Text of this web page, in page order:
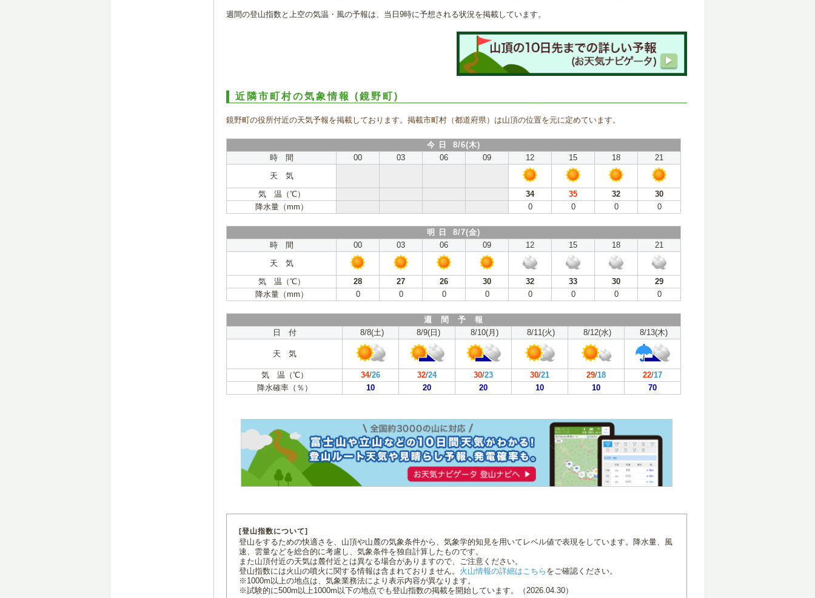
週間の登山指数と上空の気温・風の予報は、当日9時に予想される状況を掲載しています。
近隣市町村の気象情報 (鏡野町)
鏡野町の役所付近の天気予報を掲載しております。掲載市町村（都道府県）は山頂の位置を元に定めています。
今 日 8/6(木)
時 間
00 03 06 09 12 15 18
21
天 気
気 温（℃）
34 35 32
30
降水量（mm）
0 0 0 0
明 日 8/7(金)
時 間
00 03 06 09 12 15 18
21
天 気
気 温（℃）
28 27 26 30 32 33 30
29
降水量（mm）
0 0 0 0 0 0 0 0
週 間 予 報
日 付
8/8(土) 8/9(日) 8/10(月) 8/11(火) 8/12(水) 8/13(木)
天 気
気 温（℃） 34/26 32/24 30/23 30/21 29/18 22/17
降水確率（％）
10 20 20 10 10 70
[登山指数について]
登山をするための快適さを、山頂や山麓の気象条件から、気象学的知見を用いてレベル値で表現をしています。降水量、風
速、雲量などを総合的に考慮し、気象条件を独自計算したものです。
また山頂付近の天気は麓付近とは異なる場合がありますので、ご注意ください。
登山指数には火山の噴火に関する情報は含まれておりません。 火山情報の詳細はこちら をご確認ください。
※1000m以上の地点は、気象業務法により表示内容が異なります。
※試験的に500m以上1000m以下の地点でも登山指数の掲載を開始しています。（2026.04.30）